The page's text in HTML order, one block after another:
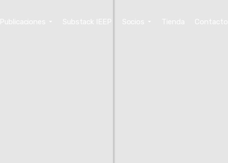
Publicaciones Substack IEEP Socios Tienda Contacto